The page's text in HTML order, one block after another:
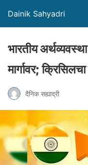
Dainik Sahyadri
भारतीय
मार्गावर;
दैनिक सह्याद्री